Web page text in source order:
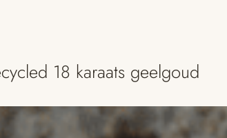
18 karaats geelgoud